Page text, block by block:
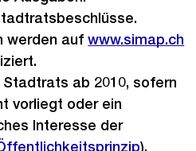
werden aufExterner
www.simap.ch
ab 2010, sofern
vorliegt oder ein
Interesse der
).